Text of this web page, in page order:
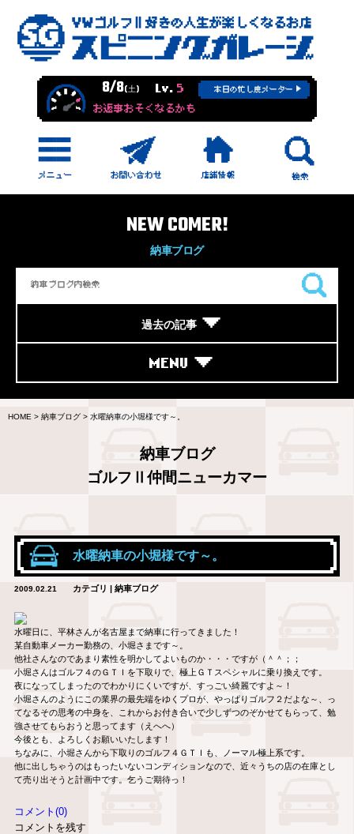
8/8(土) Lv. 5 本日の忙し度メーター
お返事おそくなるかも
NEW COMER!
納車ブログ
過去の記事
MENU
HOME > 納車ブログ > 水曜納車の小堀様です～。
納車ブログ
ゴルフⅡ仲間ニューカマー
水曜納車の小堀様です～。
2009.02.21 カテゴリ | 納車ブログ
水曜日に、平林さんが名古屋まで納車に行ってきました！
某自動車メーカー勤務の、小堀さまです～。
他社さんなのであまり素性を明かしてよいものか・・・ですが（＾＾；；
小堀さんはゴルフ４のＧＴＩを下取りで、極上ＧＴスペシャルに乗り換えです。
夜になってしまったのでわかりにくいですが、すっごい綺麗ですよ～！
小堀さんのようにこの業界の最先端をゆくプロが、やっぱりゴルフ２だよな～、っ
てなるその思考の中身を、これからお付き合いで少しずつのぞかせてもらって、勉
強させてもらおうと思ってます（えへへ）
今後とも、よろしくお願いいたします！
ちなみに、小堀さんから下取りのゴルフ４ＧＴＩも、ノーマル極上系です。
他に出しちゃうのはもったいないコンディションなので、近々うちの店の在庫とし
て売り出そうと計画中です。乞うご期待っ！
コメント(0)
コメントを残す